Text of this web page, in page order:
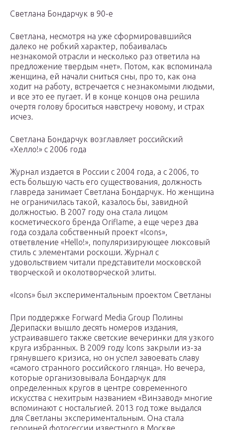
Светлана Бондарчук в 90-е
Светлана, несмотря на уже сформировавшийся
далеко не робкий характер, побаивалась
незнакомой отрасли и несколько раз ответила на
предложение твердым «нет». Потом, как вспоминала
женщина, ей начали сниться сны, про то, как она
ходит на работу, встречается с незнакомыми людьми,
и все это ее пугает. И в конце концов она решила
очертя голову броситься навстречу новому, и страх
исчез.
Светлана Бондарчук возглавляет российский
«Хелло!» с 2006 года
Журнал издается в России с 2004 года, а с 2006, то
есть большую часть его существования, должность
главреда занимает Светлана Бондарчук. Но женщина
не ограничилась такой, казалось бы, завидной
должностью. В 2007 году она стала лицом
косметического бренда Oriflame, а еще через два
года создала собственный проект «Icons»,
ответвление «Hello!», популяризирующее люксовый
стиль с элементами роскоши. Журнал с
удовольствием читали представители московской
творческой и околотворческой элиты.
«Icons» был экспериментальным проектом Светланы
При поддержке Forward Media Group Полины
Дерипаски вышло десять номеров издания,
устраивавшего также светские вечеринки для узкого
круга избранных. В 2009 году Icons закрыли из-за
грянувшего кризиса, но он успел завоевать славу
«самого странного российского глянца». Но вечера,
которые организовывала Бондарчук для
определенных кругов в центре современного
искусства с нехитрым названием «Винзавод» многие
вспоминают с ностальгией. 2013 год тоже выдался
для Светланы экспериментальным. Она стала
героиней фотосессии известного в Москве